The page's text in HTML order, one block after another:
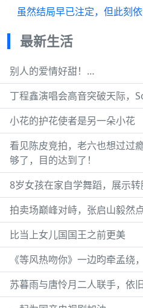
虽然结局早已注定，但此刻
最新生活
别人的爱情好甜！…
丁程鑫演唱会高音突破天际，
小花的护花使者是另一朵小花
看见陈皮竞拍，老六也想过过
够了，目的达到了！
8岁女孩在家自学舞蹈，展示
拍卖场巅峰对峙，张启山毅然
比当上女儿国国王之前更美
《等风热吻你》一边昀牵孟绕
苏暮雨与唐怜月二人联手，依